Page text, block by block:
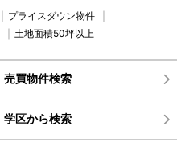
プライスダウン物件
土地面積50坪以上
売買物件検索
学区から検索